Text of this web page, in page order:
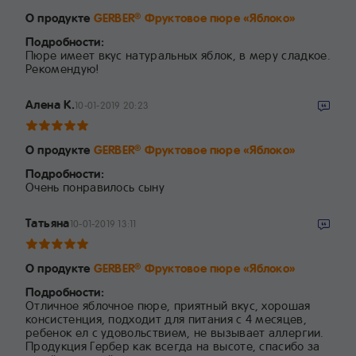
О продукте GERBER® Фруктовое пюре «Яблоко»
Подробности:
Пюре имеет вкус натуральных яблок, в меру сладкое.
Рекомендую!
Алена К.10-01-2019 20:23
О продукте GERBER® Фруктовое пюре «Яблоко»
Подробности:
Очень понравилось сыну
Татьяна10-01-2019 13:11
О продукте GERBER® Фруктовое пюре «Яблоко»
Подробности:
Отличное яблочное пюре, приятный вкус, хорошая
консистенция, подходит для питания с 4 месяцев,
ребенок ел с удовольствием, не вызывает аллергии.
Продукция Гербер как всегда на высоте, спасибо за